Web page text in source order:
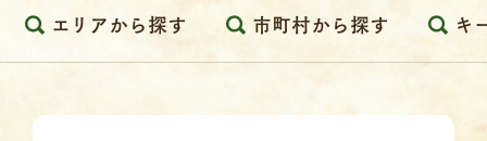
エリアから探す 市町村から探す キ